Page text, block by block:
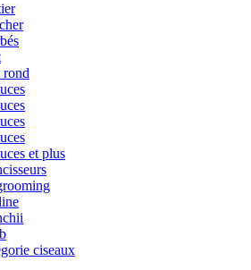
rond
et plus
ciseaux